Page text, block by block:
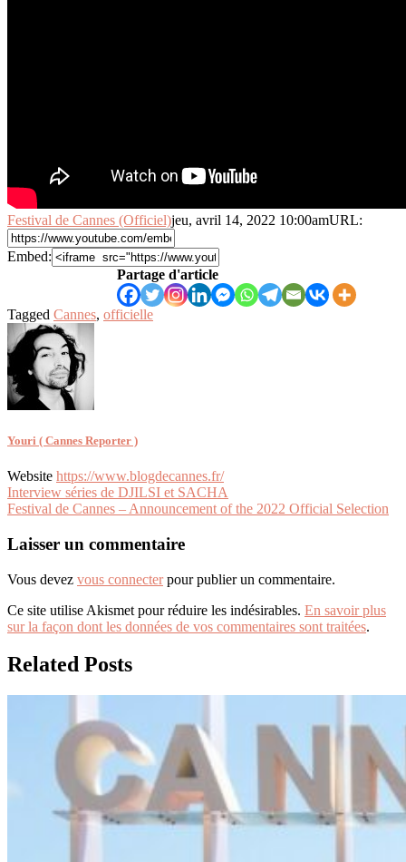
Festival de Cannes (Officiel)jeu, avril 14, 2022 10:00amURL:
Embed:
Partage d'article
Tagged Cannes, officielle
Youri ( Cannes Reporter )
Website https://www.blogdecannes.fr/
Navigation
de
l’article
Interview séries de DJILSI et SACHA
Festival de Cannes – Announcement of the 2022 Official Selection
Laisser un commentaire
Vous devez vous connecterpour publier un commentaire.
Ce site utilise Akismet pour réduire les indésirables. En savoir plus
sur la façon dont les données de vos commentaires sont traitées.
Related Posts